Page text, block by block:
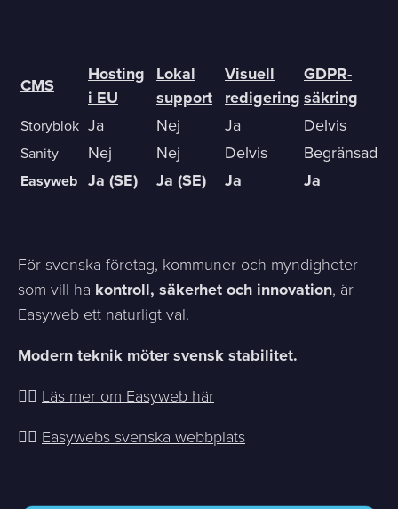
CMS
Hosting
i EU
Lokal
support
Visuell
redigering
GDPR-
säkring
Storyblok Ja Nej Ja Delvis
Sanity Nej Nej Delvis Begränsad
Easyweb Ja (SE) Ja (SE) Ja Ja
För svenska företag, kommuner och myndigheter
som vill ha kontroll, säkerhet och innovation, är
Easyweb ett naturligt val.
Modern teknik möter svensk stabilitet.
👉🏻 Läs mer om Easyweb här
👉🏻 Easywebs svenska webbplats